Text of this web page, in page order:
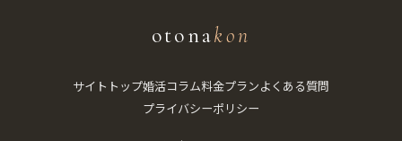
otonakon
サイトトップ婚活コラム料金プランよくある質問
プライバシーポリシー